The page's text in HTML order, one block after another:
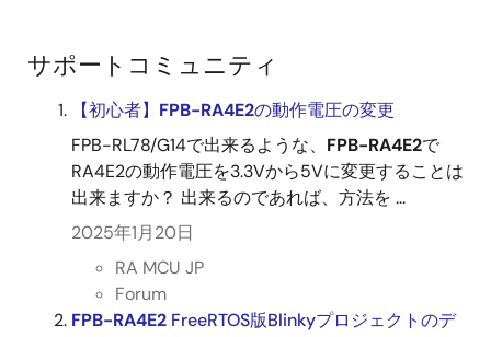
サポートコミュニティ
【初心者】 FPB-RA4E2の動作電圧の変更
FPB-RL78/G14で出来るような、 FPB-RA4E2で
RA4E2の動作電圧を3.3Vから5Vに変更することは
出来ますか？ 出来るのであれば、方法を ...
2025年1月20日
RA MCU JP
Forum
FPB-RA4E2 FreeRTOS版Blinkyプロジェクトのデ